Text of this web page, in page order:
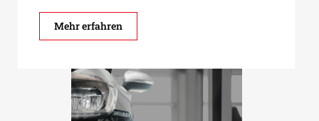
Mehr erfahren